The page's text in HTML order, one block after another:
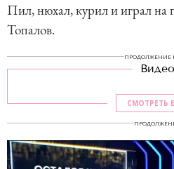
Пил, нюхал, курил и играл на
Топалов.
ПРОДОЛЖЕНИЕ
Видео
СМОТРЕТЬ